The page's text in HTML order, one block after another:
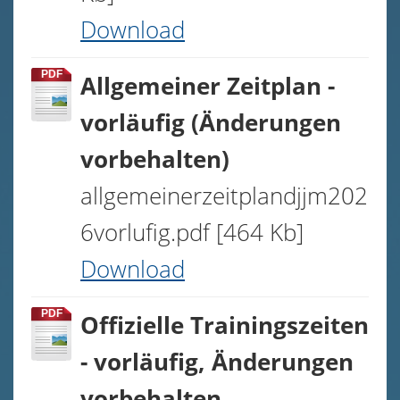
Trainingszeiten
Prüfungen
Kontakt /Anfahrt
Galerie
Download
Impressum
Download
PDF
Allgemeiner Zeitplan -
vorläufig (Änderungen
vorbehalten)
allgemeinerzeitplandjjm202
6vorlufig.pdf [464 Kb]
Download
PDF
Offizielle Trainingszeiten
- vorläufig, Änderungen